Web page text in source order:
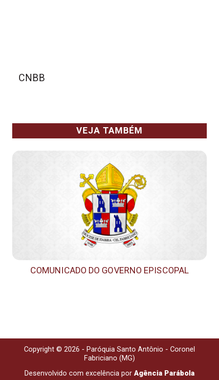
CNBB
VEJA TAMBÉM
COMUNICADO DO GOVERNO EPISCOPAL
Copyright © 2026 - Paróquia Santo Antônio - Coronel
Fabriciano (MG)
Desenvolvido com excelência por Agência Parábola